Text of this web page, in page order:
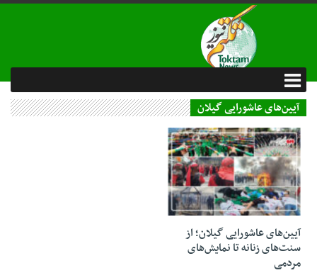
آیین‌های عاشورایی گیلان
15 تیر 1404
آیین‌های عاشورایی گیلان؛ از
سنت‌های زنانه تا نمایش‌های
مردمی